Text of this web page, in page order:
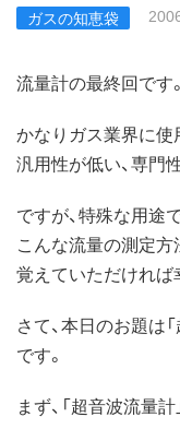
ガスの知恵袋
流量計の最終回です。
かなりガス業界に
汎用性が低い、専門
ですが、特殊な用途
こんな流量の測定
覚えていただければ
さて、本日のお題は
です。
まず、「超音波流量計